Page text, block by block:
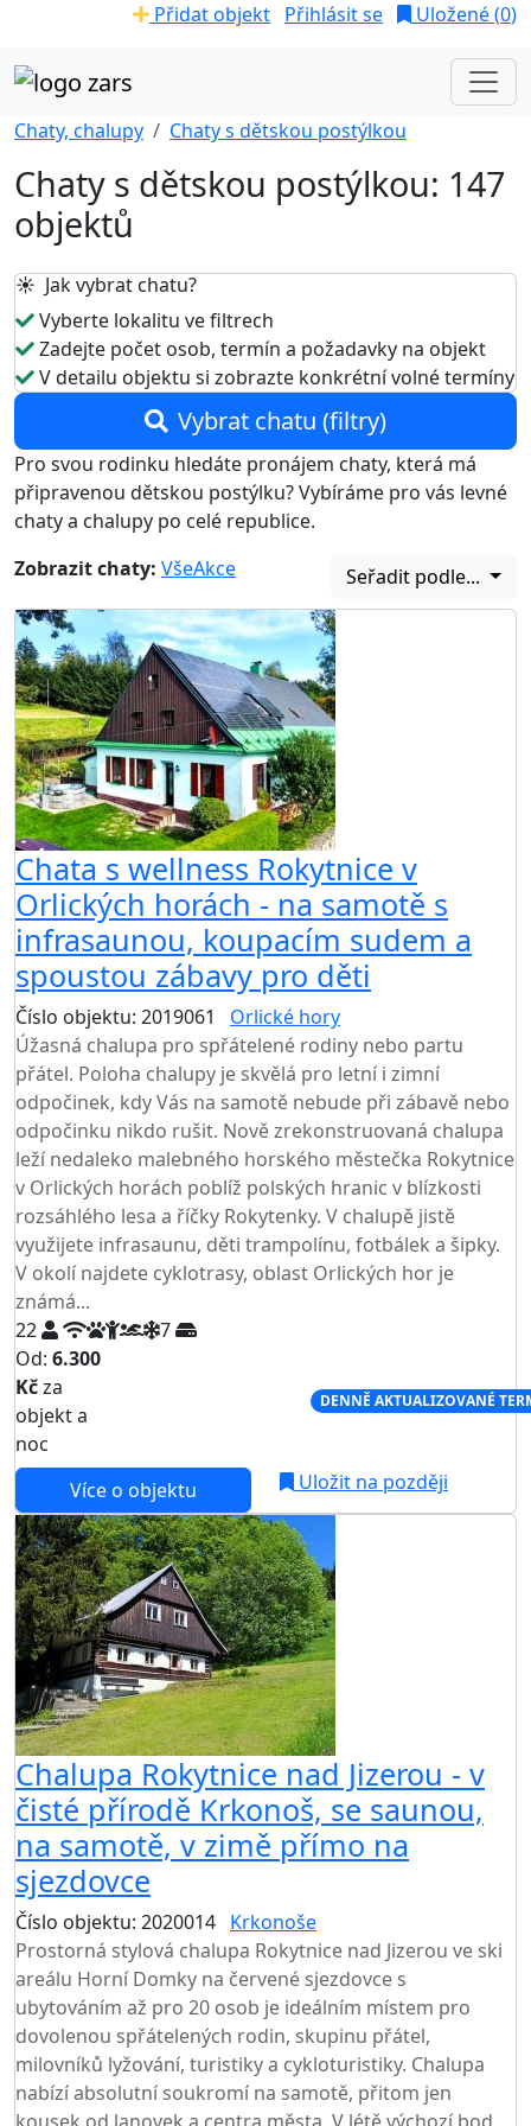
Přidat objekt Přihlásit se Uložené (0)
Chaty, chalupy Chaty s dětskou postýlkou
Chaty s dětskou postýlkou: 147
objektů
☀️ Jak vybrat chatu?
Vyberte lokalitu ve filtrech
Zadejte počet osob, termín a požadavky na objekt
V detailu objektu si zobrazte konkrétní volné termíny
Vybrat chatu (filtry)
Pro svou rodinku hledáte pronájem chaty, která má
připravenou dětskou postýlku? Vybíráme pro vás levné
chaty a chalupy po celé republice.
Zobrazit chaty: VšeAkce Seřadit podle...
Chata s wellness Rokytnice v
Orlických horách - na samotě s
infrasaunou, koupacím sudem a
spoustou zábavy pro děti
Číslo objektu: 2019061 Orlické hory
Úžasná chalupa pro spřátelené rodiny nebo partu
přátel. Poloha chalupy je skvělá pro letní i zimní
odpočinek, kdy Vás na samotě nebude při zábavě nebo
odpočinku nikdo rušit. Nově zrekonstruovaná chalupa
leží nedaleko malebného horského městečka Rokytnice
v Orlických horách poblíž polských hranic v blízkosti
rozsáhlého lesa a říčky Rokytenky. V chalupě jistě
využijete infrasaunu, děti trampolínu, fotbálek a šipky.
V okolí najdete cyklotrasy, oblast Orlických hor je
známá...
22
7
Od: 6.300
Kčza
objekt a
noc
DENNĚ AKTUALIZOVANÉ
Více o objektu Uložit na později
Chalupa Rokytnice nad Jizerou - v
čisté přírodě Krkonoš, se saunou,
na samotě, v zimě přímo na
sjezdovce
Číslo objektu: 2020014 Krkonoše
Prostorná stylová chalupa Rokytnice nad Jizerou ve ski
areálu Horní Domky na červené sjezdovce s
ubytováním až pro 20 osob je ideálním místem pro
dovolenou spřátelených rodin, skupinu přátel,
milovníků lyžování, turistiky a cykloturistiky. Chalupa
nabízí absolutní soukromí na samotě, přitom jen